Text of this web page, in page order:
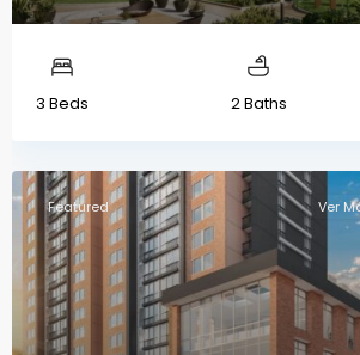
3 Beds 2 Baths
Featured Ver